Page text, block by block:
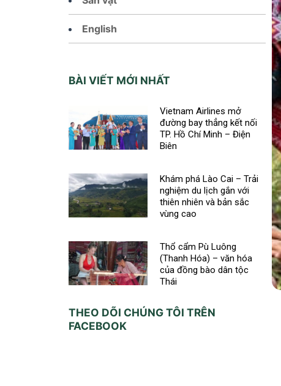
English
BÀI VIẾT MỚI NHẤT
Vietnam Airlines mở
đường bay thẳng kết nối
TP. Hồ Chí Minh – Điện
Biên
Khám phá Lào Cai – Trải
nghiệm du lịch gắn với
thiên nhiên và bản sắc
vùng cao
Thổ cẩm Pù Luông
(Thanh Hóa) – văn hóa
của đồng bào dân tộc
Thái
THEO DÕI CHÚNG TÔI TRÊN
FACEBOOK